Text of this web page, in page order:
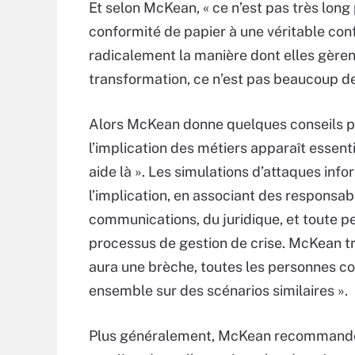
Et selon McKean, « ce n’est pas très
conformité de papier à une véritable
radicalement la manière dont elles
transformation, ce n’est pas beaucoup
Alors McKean donne quelques conseils
l’implication des métiers apparaît
aide là ». Les simulations d’attaques
l’implication, en associant des
communications, du juridique, et toute
processus de gestion de crise. McKean
aura une brèche, toutes les personnes
ensemble sur des scénarios similaires ».
Plus généralement, McKean